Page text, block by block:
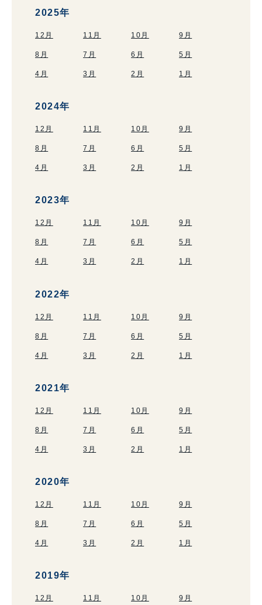
2025年
12月 11月 10月 9月
8月 7月 6月 5月
4月 3月 2月 1月
2024年
12月 11月 10月 9月
8月 7月 6月 5月
4月 3月 2月 1月
2023年
12月 11月 10月 9月
8月 7月 6月 5月
4月 3月 2月 1月
2022年
12月 11月 10月 9月
8月 7月 6月 5月
4月 3月 2月 1月
2021年
12月 11月 10月 9月
8月 7月 6月 5月
4月 3月 2月 1月
2020年
12月 11月 10月 9月
8月 7月 6月 5月
4月 3月 2月 1月
2019年
12月 11月 10月 9月